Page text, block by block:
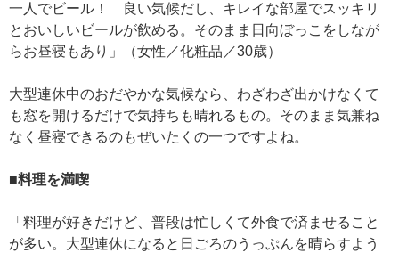
一人でビール！ 良い気候だし、キレイな部屋でスッキリ
とおいしいビールが飲める。そのまま日向ぼっこをしなが
らお昼寝もあり」（女性／化粧品／30歳）
大型連休中のおだやかな気候なら、わざわざ出かけなくて
も窓を開けるだけで気持ちも晴れるもの。そのまま気兼ね
なく昼寝できるのもぜいたくの一つですよね。
■料理を満喫
「料理が好きだけど、普段は忙しくて外食で済ませること
が多い。大型連休になると日ごろのうっぷんを晴らすよう